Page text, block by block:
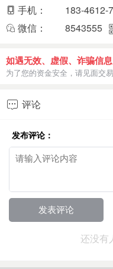
手机：
183-4612-
微信：
8543555
如遇无效、虚假、诈骗信
为了您的资金安全，请见面交
 评论
发布评论：
还没有